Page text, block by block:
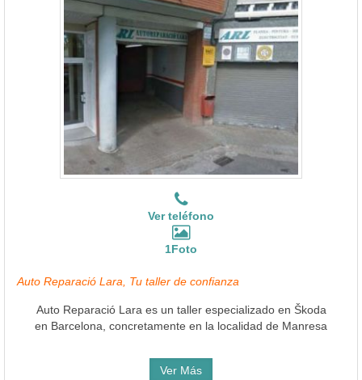
Ver teléfono
1Foto
Auto Reparació Lara, Tu taller de confianza
Auto Reparació Lara es un taller especializado en Škoda
en Barcelona, concretamente en la localidad de Manresa
Ver Más